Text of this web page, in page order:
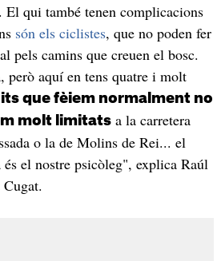
El qui també tenen complicacions
són els ciclistes, que no poden fer
pels camins que creuen el bosc.
però aquí en tens quatre i molt
que fèiem normalment no
molt limitatsa la carretera
o la de Molins de Rei... el
el nostre psicòleg", explica Raúl